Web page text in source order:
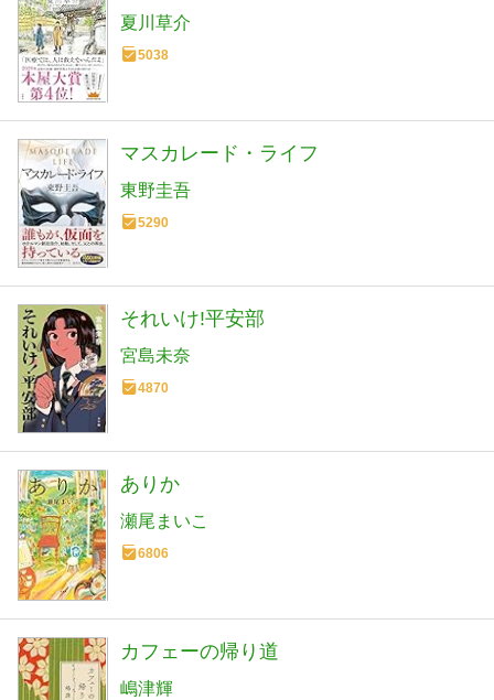
夏川草介
5038
マスカレード・ライフ
東野圭吾
5290
それいけ!平安部
宮島未奈
4870
ありか
瀬尾まいこ
6806
カフェーの帰り道
嶋津輝